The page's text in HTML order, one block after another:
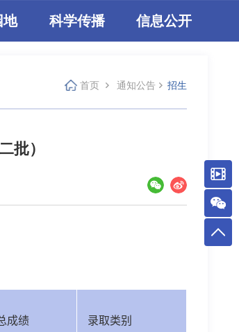
地 科学传播 信息公开
首页 通知公告 招生
批）
成绩 录取类别